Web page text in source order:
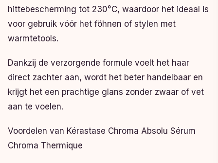
hittebescherming tot 230°C, waardoor het ideaal is
voor gebruik vóór het föhnen of stylen met
warmtetools.
Dankzij de verzorgende formule voelt het haar
direct zachter aan, wordt het beter handelbaar en
krijgt het een prachtige glans zonder zwaar of vet
aan te voelen.
Voordelen van Kérastase Chroma Absolu Sérum
Chroma Thermique